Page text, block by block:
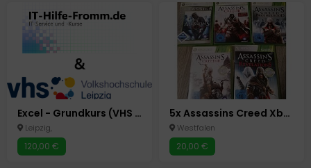
Excel - Grundkurs (VHS Leipzig) ab 02.09.2025
Leipzig,
120,00 €
5x Assassins Creed Xbox 360
Westfalen
20,00 €